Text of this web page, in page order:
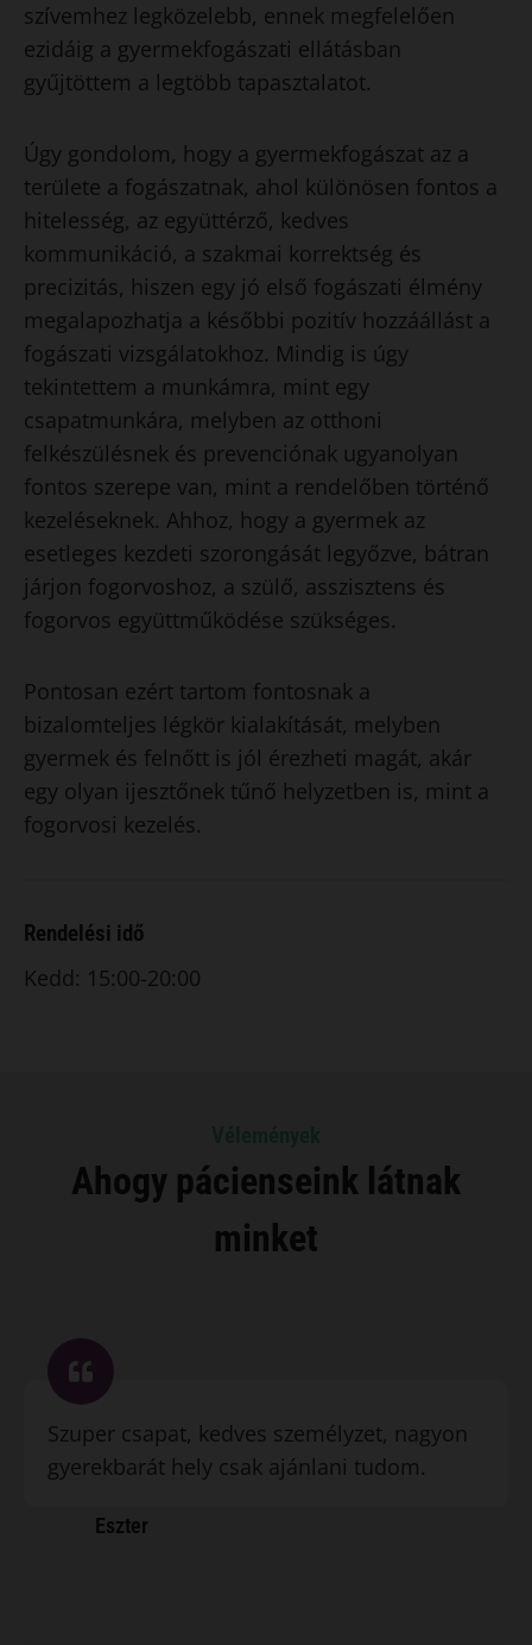
szívemhez legközelebb, ennek megfelelően
ezidáig a gyermekfogászati ellátásban
gyűjtöttem a legtöbb tapasztalatot.
Úgy gondolom, hogy a gyermekfogászat az a
területe a fogászatnak, ahol különösen fontos a
hitelesség, az együttérző, kedves
kommunikáció, a szakmai korrektség és
precizitás, hiszen egy jó első fogászati élmény
megalapozhatja a későbbi pozitív hozzáállást a
fogászati vizsgálatokhoz. Mindig is úgy
tekintettem a munkámra, mint egy
csapatmunkára, melyben az otthoni
felkészülésnek és prevenciónak ugyanolyan
fontos szerepe van, mint a rendelőben történő
kezeléseknek. Ahhoz, hogy a gyermek az
esetleges kezdeti szorongását legyőzve, bátran
járjon fogorvoshoz, a szülő, asszisztens és
fogorvos együttműködése szükséges.
Pontosan ezért tartom fontosnak a
bizalomteljes légkör kialakítását, melyben
gyermek és felnőtt is jól érezheti magát, akár
egy olyan ijesztőnek tűnő helyzetben is, mint a
fogorvosi kezelés.
Rendelési idő
Kedd: 15:00-20:00
Vélemények
Ahogy pácienseink látnak
minket
Szuper csapat, kedves személyzet, nagyon
gyerekbarát hely csak ajánlani tudom.
Eszter